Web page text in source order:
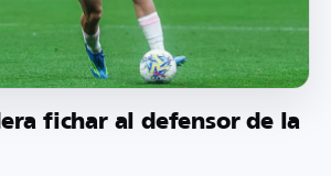
fichar al defensor de la